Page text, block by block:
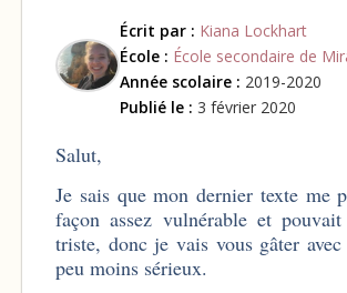
Écrit par : Kiana Lockhart
École : École secondaire de
Année scolaire : 2019-2020
Publié le : 3 février 2020
Salut,
Je sais que mon dernier texte me
façon assez vulnérable et
triste, donc je vais vous gâter
peu moins sérieux.